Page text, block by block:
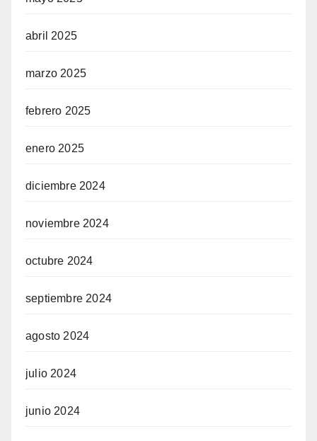
abril 2025
marzo 2025
febrero 2025
enero 2025
diciembre 2024
noviembre 2024
octubre 2024
septiembre 2024
agosto 2024
julio 2024
junio 2024